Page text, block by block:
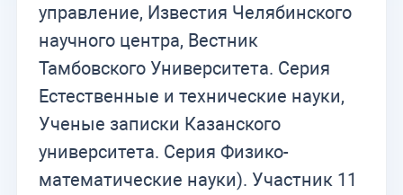
управление, Известия Челябинского
научного центра, Вестник
Тамбовского Университета. Серия
Естественные и технические науки,
Ученые записки Казанского
университета. Серия Физико-
математические науки). Участник 11